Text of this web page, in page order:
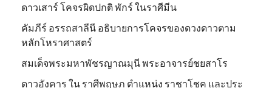
ดาวเสาร์ โคจรผิดปกติ พักร์ ในราศีมีน
คัมภีร์ อรรถสาลีนี อธิบายการโคจรของดวงดาวตาม
หลักโหราศาสตร์
สมเด็จพระมหาพัชรญาณมุนี พระอาจารย์ชยสาโร
ดาวอังคาร ใน ราศีพฤษภ ตำแหน่ง ราชาโชค และประ